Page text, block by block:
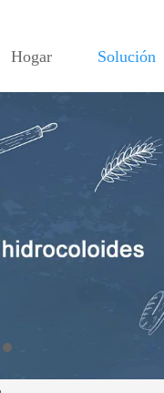
Hogar Solución